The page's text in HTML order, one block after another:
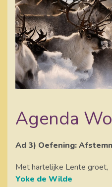
Agenda
Ad 3) Oefening:
Met hartelijke Lente groet,
Yoke de Wilde